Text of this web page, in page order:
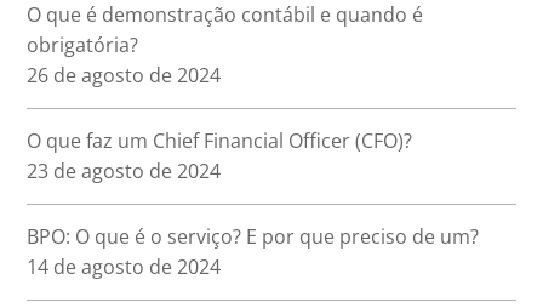
O que é demonstração contábil e quando é
obrigatória?
26 de agosto de 2024
O que faz um Chief Financial Officer (CFO)?
23 de agosto de 2024
BPO: O que é o serviço? E por que preciso de um?
14 de agosto de 2024